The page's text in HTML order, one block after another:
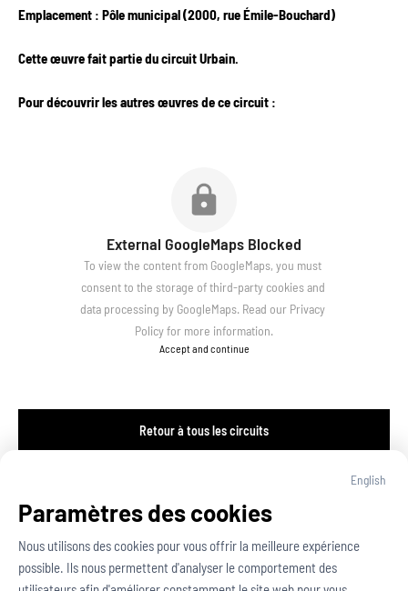
Emplacement : Pôle municipal (2000, rue Émile-Bouchard)
Cette œuvre fait partie du circuit Urbain.
Pour découvrir les autres œuvres de ce circuit :
External GoogleMaps Blocked
To view the content from GoogleMaps, you must
consent to the storage of third-party cookies and
data processing by GoogleMaps. Read our Privacy
Policy for more information.
Accept and continue
Retour à tous les circuits
English
Paramètres des cookies
Nous utilisons des cookies pour vous offrir la meilleure expérience
possible. Ils nous permettent d'analyser le comportement des